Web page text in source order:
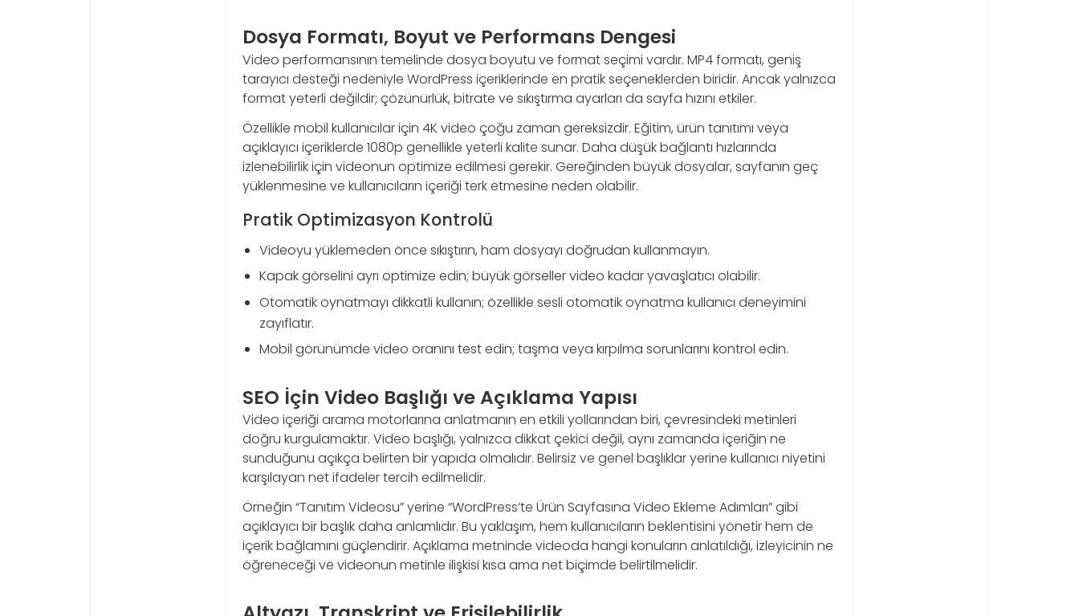
Dosya Formatı, Boyut ve Performans Dengesi
Video performansının temelinde dosya boyutu ve format seçimi vardır. MP4 formatı, geniş
tarayıcı desteği nedeniyle WordPress içeriklerinde en pratik seçeneklerden biridir. Ancak yalnızca
format yeterli değildir; çözünürlük, bitrate ve sıkıştırma ayarları da sayfa hızını etkiler.
Özellikle mobil kullanıcılar için 4K video çoğu zaman gereksizdir. Eğitim, ürün tanıtımı veya
açıklayıcı içeriklerde 1080p genellikle yeterli kalite sunar. Daha düşük bağlantı hızlarında
izlenebilirlik için videonun optimize edilmesi gerekir. Gereğinden büyük dosyalar, sayfanın geç
yüklenmesine ve kullanıcıların içeriği terk etmesine neden olabilir.
Pratik Optimizasyon Kontrolü
Videoyu yüklemeden önce sıkıştırın, ham dosyayı doğrudan kullanmayın.
Kapak görselini ayrı optimize edin; büyük görseller video kadar yavaşlatıcı olabilir.
Otomatik oynatmayı dikkatli kullanın; özellikle sesli otomatik oynatma kullanıcı deneyimini
zayıflatır.
Mobil görünümde video oranını test edin; taşma veya kırpılma sorunlarını kontrol edin.
SEO İçin Video Başlığı ve Açıklama Yapısı
Video içeriği arama motorlarına anlatmanın en etkili yollarından biri, çevresindeki metinleri
doğru kurgulamaktır. Video başlığı, yalnızca dikkat çekici değil, aynı zamanda içeriğin ne
sunduğunu açıkça belirten bir yapıda olmalıdır. Belirsiz ve genel başlıklar yerine kullanıcı niyetini
karşılayan net ifadeler tercih edilmelidir.
Örneğin “Tanıtım Videosu” yerine “WordPress’te Ürün Sayfasına Video Ekleme Adımları” gibi
açıklayıcı bir başlık daha anlamlıdır. Bu yaklaşım, hem kullanıcıların beklentisini yönetir hem de
içerik bağlamını güçlendirir. Açıklama metninde videoda hangi konuların anlatıldığı, izleyicinin ne
öğreneceği ve videonun metinle ilişkisi kısa ama net biçimde belirtilmelidir.